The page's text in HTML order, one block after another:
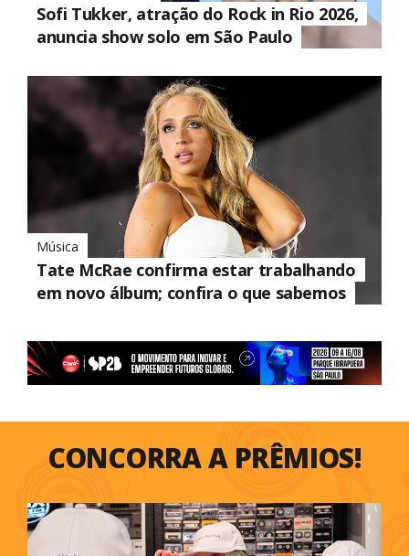
Sofi Tukker, atração do Rock in Rio 2026,
anuncia show solo em São Paulo
Música
Tate McRae confirma estar trabalhando
em novo álbum; confira o que sabemos
CONCORRA A PRÊMIOS!